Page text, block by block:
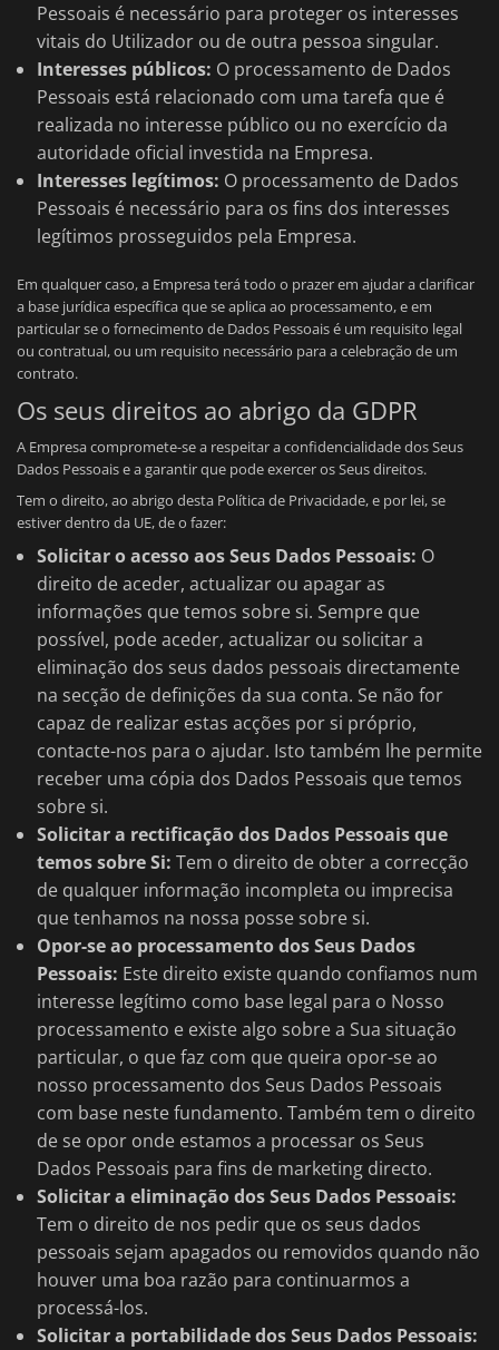
Pessoais é necessário para proteger os interesses
vitais do Utilizador ou de outra pessoa singular.
Interesses públicos: O processamento de Dados
Pessoais está relacionado com uma tarefa que é
realizada no interesse público ou no exercício da
autoridade oficial investida na Empresa.
Interesses legítimos: O processamento de Dados
Pessoais é necessário para os fins dos interesses
legítimos prosseguidos pela Empresa.
Em qualquer caso, a Empresa terá todo o prazer em ajudar a clarificar
a base jurídica específica que se aplica ao processamento, e em
particular se o fornecimento de Dados Pessoais é um requisito legal
ou contratual, ou um requisito necessário para a celebração de um
contrato.
Os seus direitos ao abrigo da GDPR
A Empresa compromete-se a respeitar a confidencialidade dos Seus
Dados Pessoais e a garantir que pode exercer os Seus direitos.
Tem o direito, ao abrigo desta Política de Privacidade, e por lei, se
estiver dentro da UE, de o fazer:
Solicitar o acesso aos Seus Dados Pessoais: O
direito de aceder, actualizar ou apagar as
informações que temos sobre si. Sempre que
possível, pode aceder, actualizar ou solicitar a
eliminação dos seus dados pessoais directamente
na secção de definições da sua conta. Se não for
capaz de realizar estas acções por si próprio,
contacte-nos para o ajudar. Isto também lhe permite
receber uma cópia dos Dados Pessoais que temos
sobre si.
Solicitar a rectificação dos Dados Pessoais que
temos sobre Si: Tem o direito de obter a correcção
de qualquer informação incompleta ou imprecisa
que tenhamos na nossa posse sobre si.
Opor-se ao processamento dos Seus Dados
Pessoais: Este direito existe quando confiamos num
interesse legítimo como base legal para o Nosso
processamento e existe algo sobre a Sua situação
particular, o que faz com que queira opor-se ao
nosso processamento dos Seus Dados Pessoais
com base neste fundamento. Também tem o direito
de se opor onde estamos a processar os Seus
Dados Pessoais para fins de marketing directo.
Solicitar a eliminação dos Seus Dados Pessoais:
Tem o direito de nos pedir que os seus dados
pessoais sejam apagados ou removidos quando não
houver uma boa razão para continuarmos a
processá-los.
Solicitar a portabilidade dos Seus Dados Pessoais: